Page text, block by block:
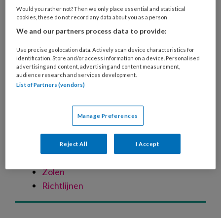
Risicovoeten
Diabetische voet
Reumatische voet
Oncologische voet
Spastische voet
Oudere voet
Verwaarloosde voet
Nagelreparatie
Orthese
Vilttechniek
Zolen
Richtlijnen
Would you rather not? Then we only place essential and statistical
cookies, these do not record any data about you as a person
We and our partners process data to provide:
Use precise geolocation data. Actively scan device characteristics for
identification. Store and/or access information on a device. Personalised
advertising and content, advertising and content measurement,
audience research and services development.
List of Partners (vendors)
Manage Preferences
Reject All I Accept